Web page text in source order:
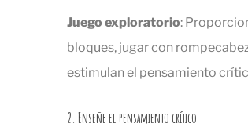
Juego exploratorio:
bloques, jugar con
estimulan el pensamiento
2. Enseñe el pensamiento crítico